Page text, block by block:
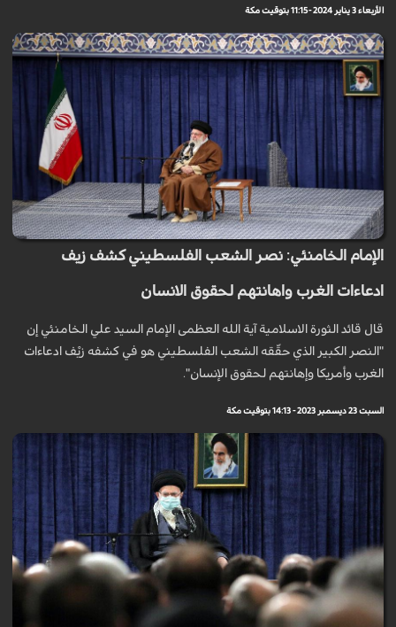
الأربعاء 3 يناير 2024 - 11:15 بتوقيت مكة
الإمام الخامنئي: نصر الشعب الفلسطيني كشف زيف
ادعاءات الغرب واهانتهم لحقوق الانسان
قال قائد الثورة الاسلامية آية الله العظمى الإمام السيد علي الخامنئي إن
"النصر الكبير الذي حقّقه الشعب الفلسطيني هو في كشفه زيْف ادعاءات
الغرب وأمريكا وإهانتهم لحقوق الإنسان".
السبت 23 ديسمبر 2023 - 14:13 بتوقيت مكة